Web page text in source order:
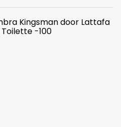
Kingsman door Lattafa
Toilette -100